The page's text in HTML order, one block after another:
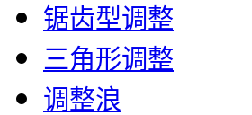
锯齿型调整
三角形调整
调整浪